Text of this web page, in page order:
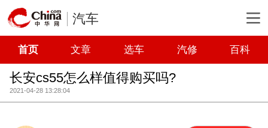
汽车
首页 文章 选车 汽修 百科
长安cs55怎么样值得购买吗?
2021-04-28 13:28:04